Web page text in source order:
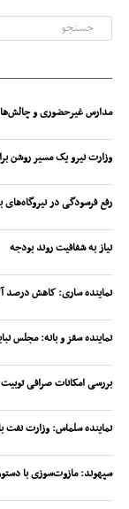
مدارس غیرحضوری و
وزارت نیرو یک مسیر روشن
رفع فرسودگی در
نیاز به شفافیت روند بودجه
نماینده ساری: کاهش درصد
نماینده سقز و بانه: مجلس
بررسی امکانات صرافی توبیت
نماینده سلماس: وزارت نفت
سپهوند:‌ مازوت‌سوزی با